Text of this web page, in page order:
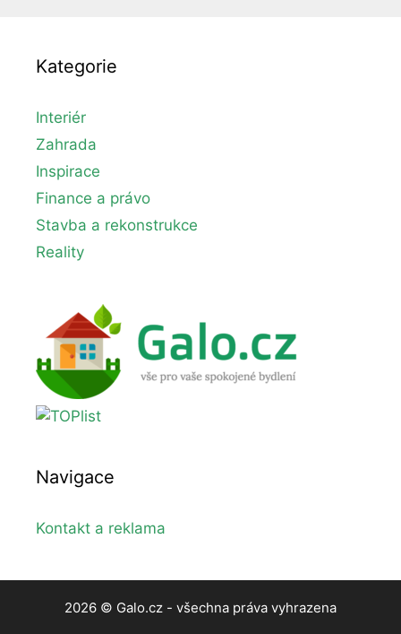
Kategorie
Interiér
Zahrada
Inspirace
Finance a právo
Stavba a rekonstrukce
Reality
Navigace
Kontakt a reklama
2026 © Galo.cz - všechna práva vyhrazena